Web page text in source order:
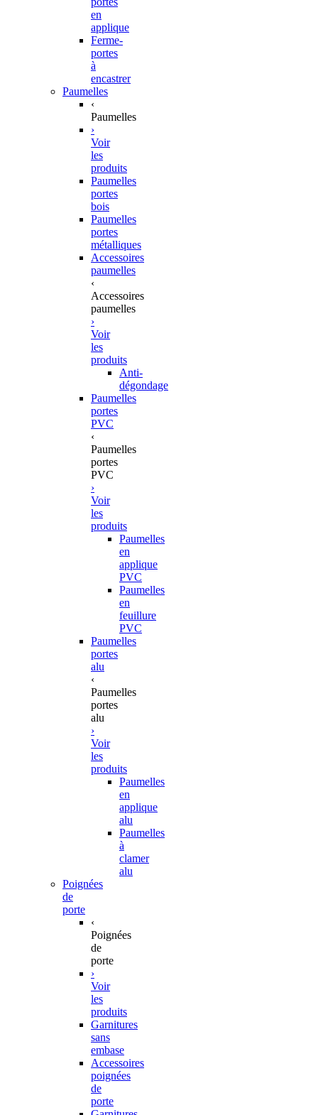
en
applique
Ferme-
portes
à
encastrer
Paumelles
‹
Paumelles
›
Voir
les
produits
Paumelles
portes
bois
Paumelles
portes
métalliques
Accessoires
paumelles
‹
Accessoires
paumelles
›
Voir
les
produits
Anti-
dégondage
Paumelles
portes
PVC
‹
Paumelles
portes
PVC
›
Voir
les
produits
Paumelles
en
applique
PVC
Paumelles
en
feuillure
PVC
Paumelles
portes
alu
‹
Paumelles
portes
alu
›
Voir
les
produits
Paumelles
en
applique
alu
Paumelles
à
clamer
alu
Poignées
de
porte
‹
Poignées
de
porte
›
Voir
les
produits
Garnitures
sans
embase
Accessoires
poignées
de
porte